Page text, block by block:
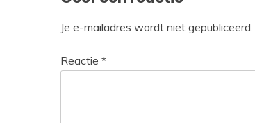
Je e-mailadres wordt niet gepubliceerd.
Reactie *